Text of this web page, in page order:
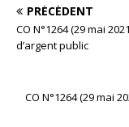
PRÉCÉDENT
CO N°1264 (29 mai
d’argent public
CO N°1264 (29 mai